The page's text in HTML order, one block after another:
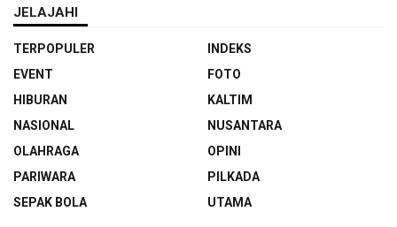
JELAJAHI
TERPOPULER
INDEKS
EVENT
FOTO
HIBURAN
KALTIM
NASIONAL
NUSANTARA
OLAHRAGA
OPINI
PARIWARA
PILKADA
SEPAK BOLA
UTAMA